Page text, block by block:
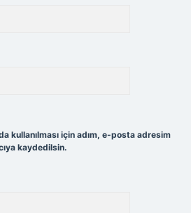
kullanılması için adım, e-posta adresim
kaydedilsin.